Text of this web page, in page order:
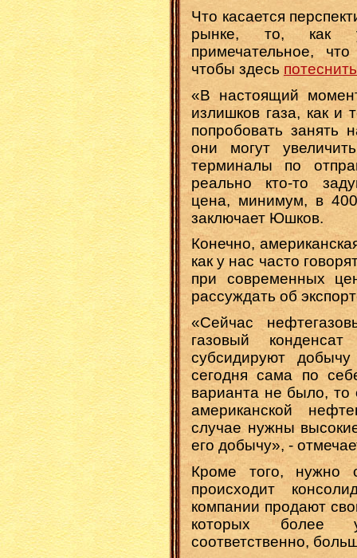
Что касается
рынке, то, как
примечательное,
чтобы здесь
«В настоящий
излишков газа, как
попробовать занять
они могут
терминалы по
реально кто-то
цена, минимум, в
заключает Юшков.
Конечно,
как у нас часто
при современных
рассуждать об
«Сейчас
газовый
субсидируют
сегодня сама по
варианта не было, то
американской
случае нужны
его добычу», -
Кроме того, нужно
происходит
компании продают
которых более
соответственно,